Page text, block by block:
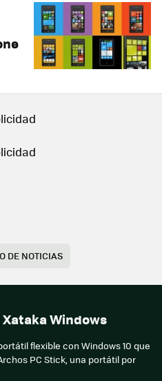
DE NOTICIAS
Windows
flexible con Windows 10 que
PC Stick, una portátil por